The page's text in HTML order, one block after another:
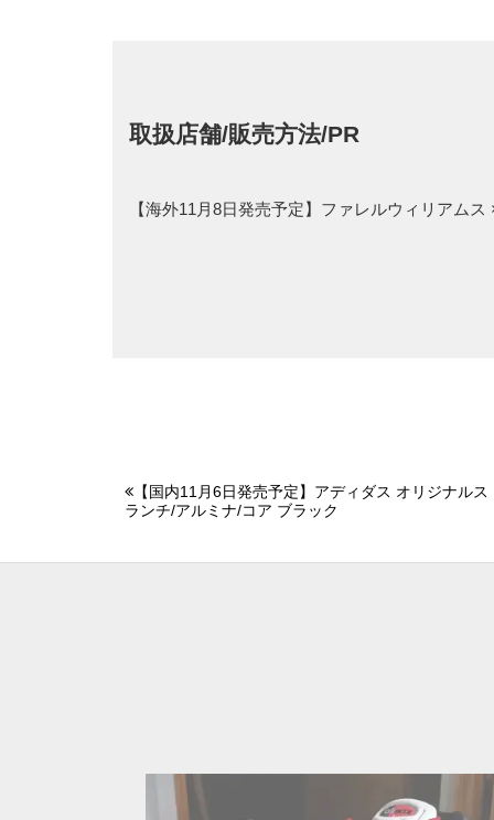
取扱店舗/販売方法/PR
【海外11月8日発売予定】ファレルウィリアム
【国内11月6日発売予定】アディダス オリジナル
ランチ/アルミナ/コア ブラック